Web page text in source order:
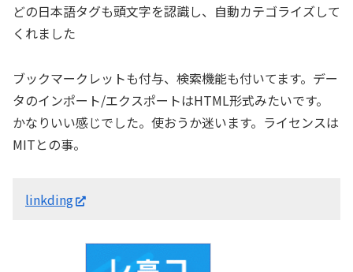
どの日本語タグも頭文字を認識し、自動カテゴライズして
くれました
ブックマークレットも付与、検索機能も付いてます。デー
タのインポート/エクスポートはHTML形式みたいです。
かなりいい感じでした。使おうか迷います。ライセンスは
MITとの事。
linkding